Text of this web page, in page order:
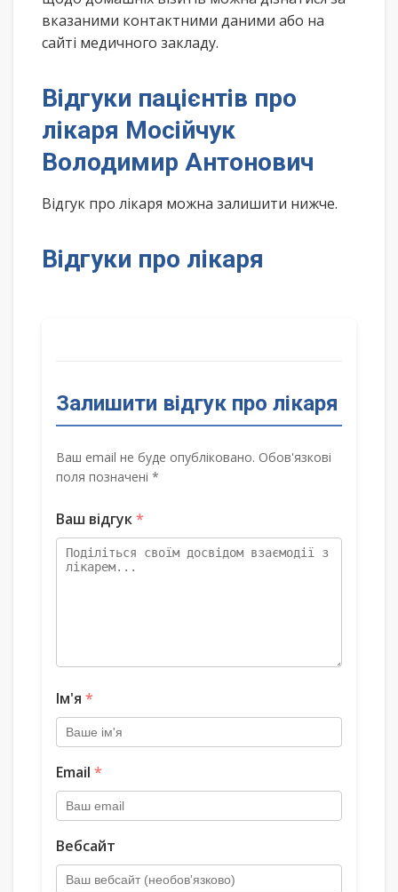
вказаними контактними даними або на
сайті медичного закладу.
Відгуки пацієнтів про
лікаря Мосійчук
Володимир Антонович
Відгук про лікаря можна залишити нижче.
Відгуки про лікаря
Залишити відгук про лікаря
Ваш email не буде опубліковано. Обов'язкові
поля позначені *
Ваш відгук*
Ім'я *
Email *
Вебсайт